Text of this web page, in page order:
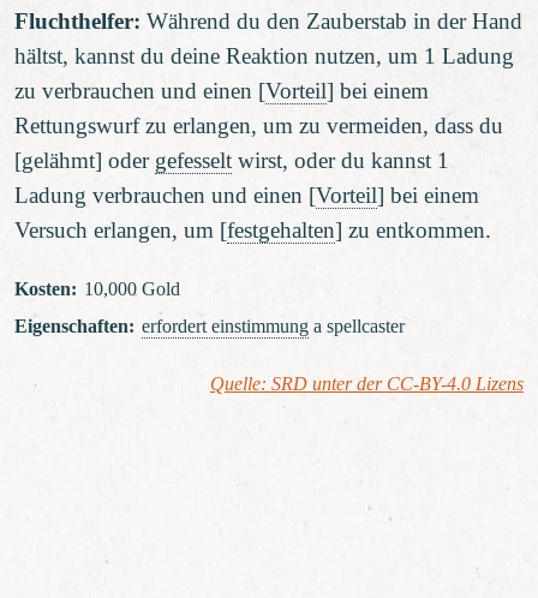
Fluchthelfer: Während du den Zauberstab in der Hand
hältst, kannst du deine Reaktion nutzen, um 1 Ladung
zu verbrauchen und einen [Vorteil] bei einem
Rettungswurf zu erlangen, um zu vermeiden, dass du
[gelähmt] oder gefesselt wirst, oder du kannst 1
Ladung verbrauchen und einen [Vorteil] bei einem
Versuch erlangen, um [festgehalten] zu entkommen.
Kosten: 10,000 Gold
Eigenschaften: erfordert einstimmunga spellcaster
Quelle: SRD unter der CC-BY-4.0 Lizens